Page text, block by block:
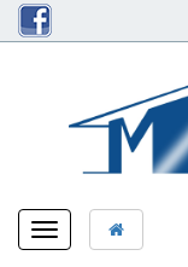
Toggle
navigation